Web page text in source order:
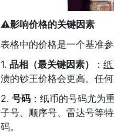
⚠️影响价格的关键因素
表格中的价格是一个基准
1. 品相（最关键因素） ：
渍的钞王价格会更高。任
2. 号码 ：纸币的号码尤为
子号、顺序号、雷达号等
码。